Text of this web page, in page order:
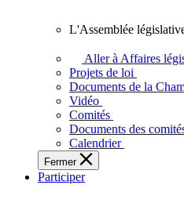
l'Ontario.
législative
adopte
touchent
vie
des
Ontariennes
L'Assemblée
Aller à Affaires
Projets de loi
Documents de la
Vidéo
Comités
Documents des
Calendrier
Fermer
Participer